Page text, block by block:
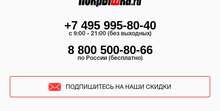
+7 495 995-80-40
c 9:00 - 21:00 (без выходных)
8 800 500-80-66
по России (бесплатно)
ПОДПИШИТЕСЬ НА НАШИ СКИДКИ